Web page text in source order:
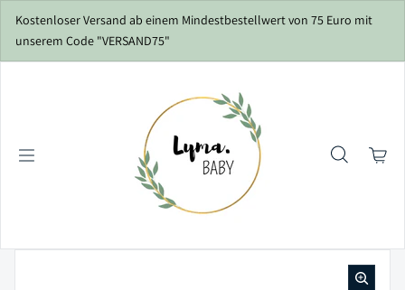
Kostenloser Versand ab einem Mindestbestellwert von 75 Euro mit
unserem Code "VERSAND75"